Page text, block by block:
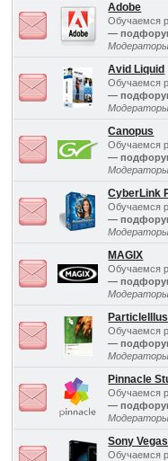
Adobe
Обучаемся
—
Avid Liquid
Обучаемся
—
Canopus
Обучаемся
—
CyberLink
Обучаемся
—
MAGIX
Обучаемся
—
Обучаемся
—
Pinnacle
Обучаемся
—
Sony Vegas
Обучаемся